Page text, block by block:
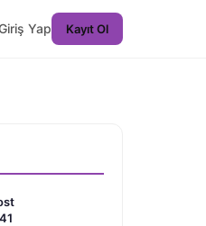
Yap Kayıt Ol